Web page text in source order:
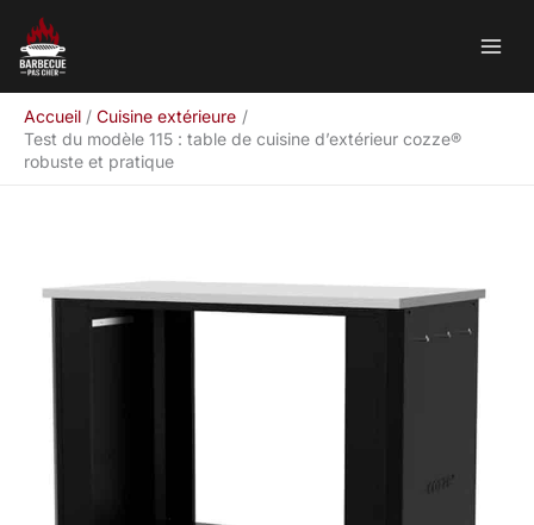
contenu
Accueil
Cuisine extérieure
Test du modèle 115 : table de cuisine d’extérieur cozze®
robuste et pratique
Rechercher